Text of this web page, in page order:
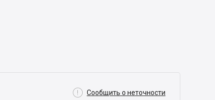
 Сообщить о неточности